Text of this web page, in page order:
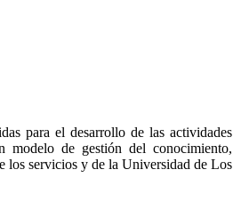
para el desarrollo de las actividades
modelo de gestión del conocimiento,
los servicios y de la Universidad de Los